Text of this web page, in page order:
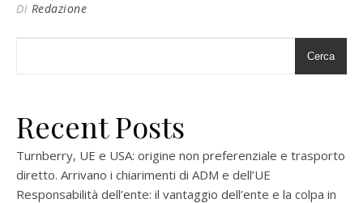
Di Redazione
Cerca
Recent Posts
Turnberry, UE e USA: origine non preferenziale e trasporto
diretto. Arrivano i chiarimenti di ADM e dell’UE
Responsabilità dell’ente: il vantaggio dell’ente e la colpa in